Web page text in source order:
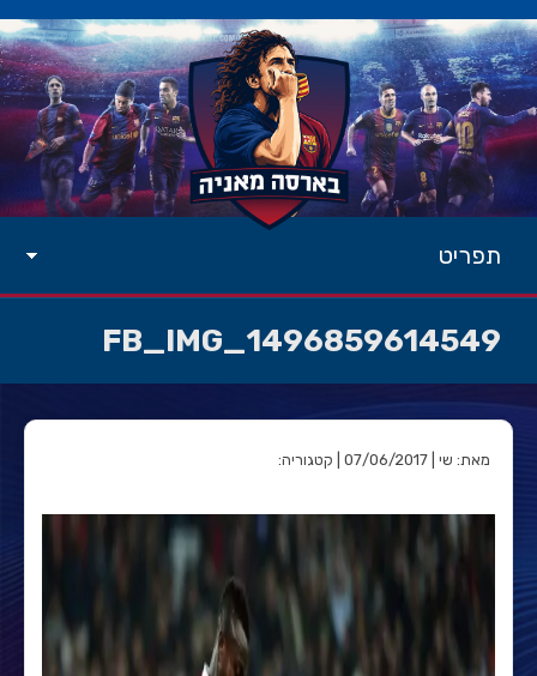
תפריט
FB_IMG_1496859614549
מאת: שי | 07/06/2017 | קטגוריה: